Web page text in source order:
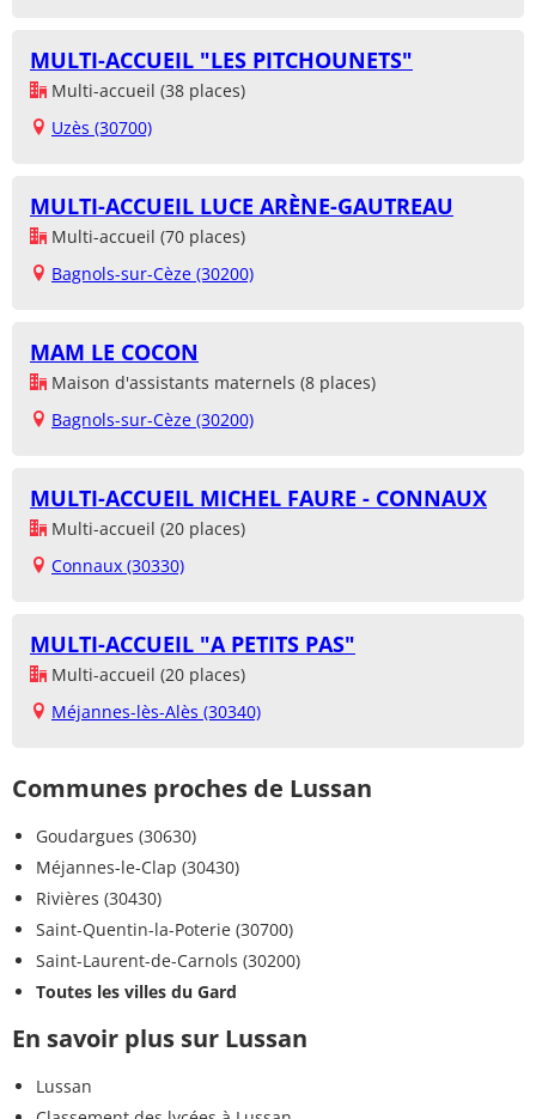
MULTI-ACCUEIL "LES PITCHOUNETS"
Multi-accueil (38 places)
Uzès (30700)
MULTI-ACCUEIL LUCE ARÈNE-GAUTREAU
Multi-accueil (70 places)
Bagnols-sur-Cèze (30200)
MAM LE COCON
Maison d'assistants maternels (8 places)
Bagnols-sur-Cèze (30200)
MULTI-ACCUEIL MICHEL FAURE - CONNAUX
Multi-accueil (20 places)
Connaux (30330)
MULTI-ACCUEIL "A PETITS PAS"
Multi-accueil (20 places)
Méjannes-lès-Alès (30340)
Communes proches de Lussan
Goudargues (30630)
Méjannes-le-Clap (30430)
Rivières (30430)
Saint-Quentin-la-Poterie (30700)
Saint-Laurent-de-Carnols (30200)
Toutes les villes du Gard
En savoir plus sur Lussan
Lussan